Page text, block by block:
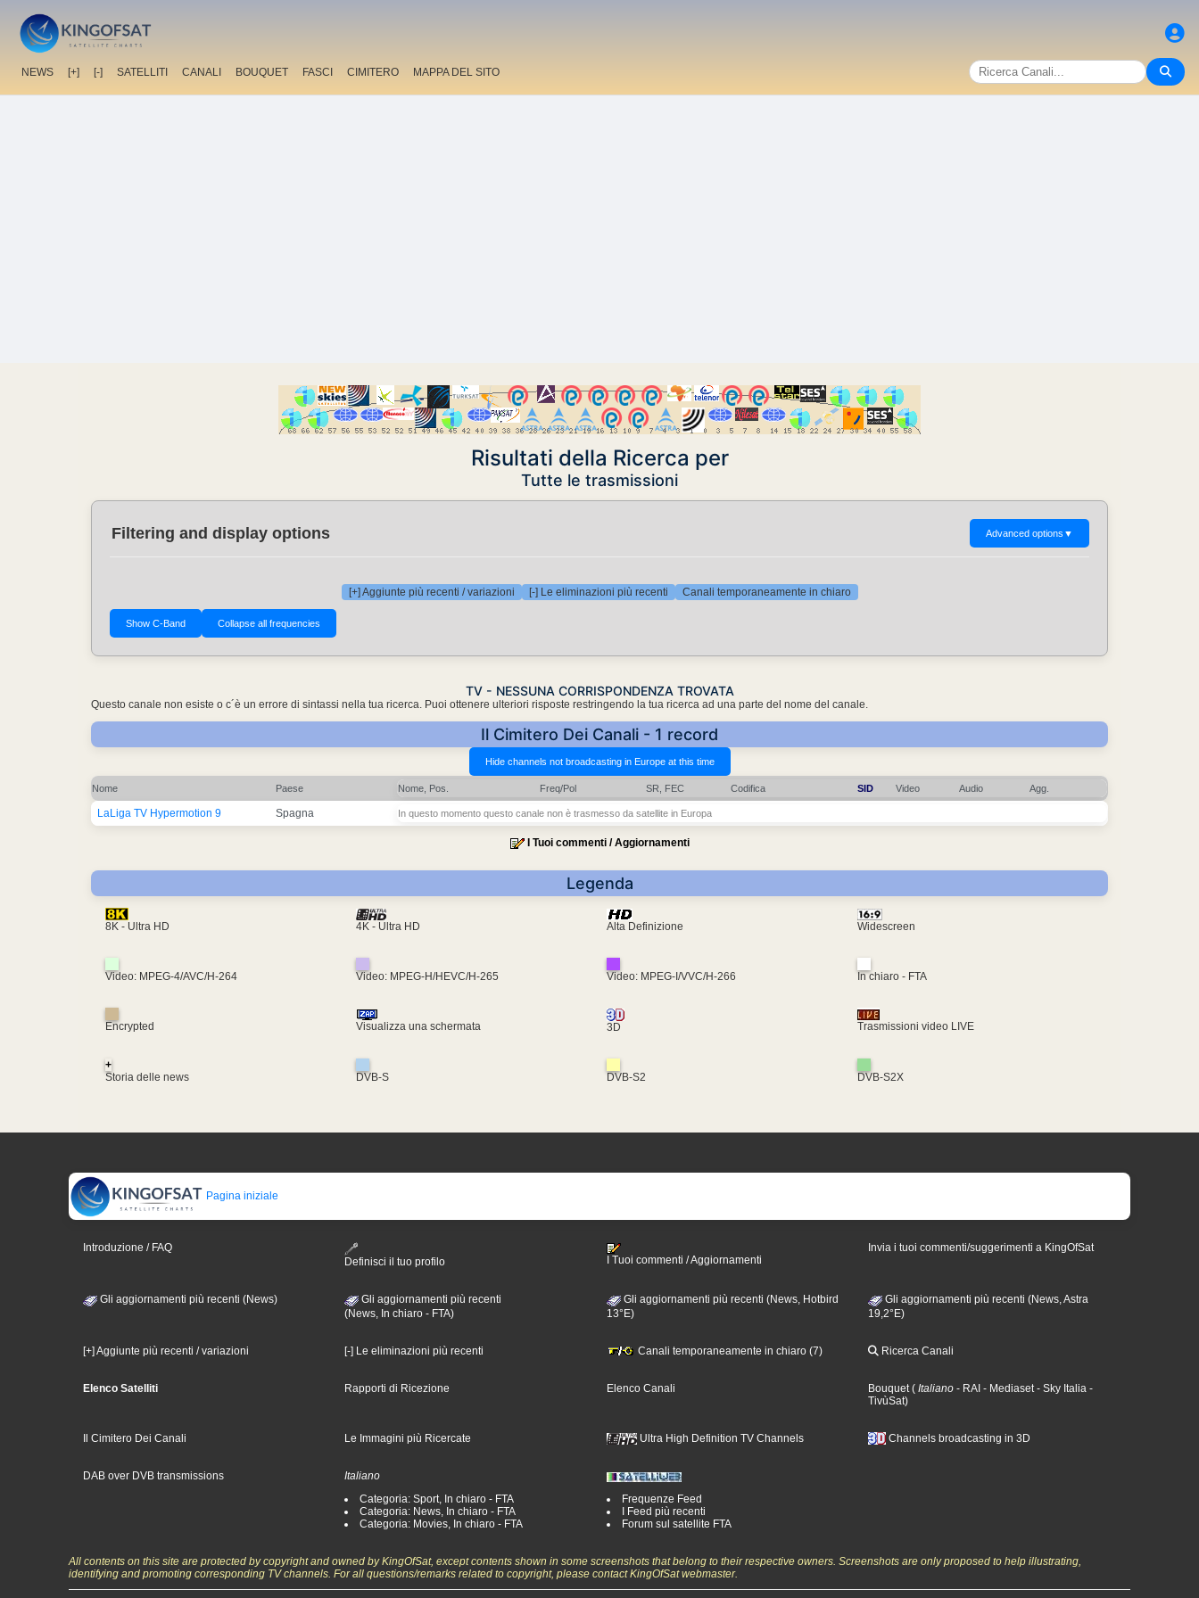
NEWS [+] [-] SATELLITI CANALI BOUQUET FASCI CIMITERO MAPPA DEL SITO
Risultati della Ricerca per
Tutte le trasmissioni
Filtering and display options Advanced options ▼
[+] Aggiunte più recenti / variazioni [-] Le eliminazioni più recenti Canali temporaneamente in chiaro
TV - NESSUNA CORRISPONDENZA TROVATA
Questo canale non esiste o c´è un errore di sintassi nella tua ricerca. Puoi ottenere ulteriori risposte restringendo la tua ricerca ad una parte del nome del canale.
Il Cimitero Dei Canali - 1 record
Nome Paese Nome, Pos. Freq/Pol SR, FEC Codifica SID Video Audio Agg.
LaLiga TV Hypermotion 9 Spagna In questo momento questo canale non è trasmesso da satellite in Europa
I Tuoi commenti / Aggiornamenti
Legenda
8K - Ultra HD 4K - Ultra HD Alta Definizione Widescreen
Video: MPEG-4/AVC/H-264 Video: MPEG-H/HEVC/H-265 Video: MPEG-I/VVC/H-266 In chiaro - FTA
Encrypted Visualizza una schermata 3D Trasmissioni video LIVE
+
Storia delle news
DVB-S DVB-S2 DVB-S2X
Pagina iniziale
Introduzione / FAQ
Definisci il tuo profilo
I Tuoi commenti / Aggiornamenti
Invia i tuoi commenti/suggerimenti a KingOfSat
Gli aggiornamenti più recenti (News)
Gli aggiornamenti più recenti
(News, In chiaro - FTA)
Gli aggiornamenti più recenti (News, Hotbird
13°E)
Gli aggiornamenti più recenti (News, Astra
19,2°E)
[+] Aggiunte più recenti / variazioni [-] Le eliminazioni più recenti Canali temporaneamente in chiaro (7) Ricerca Canali
Elenco Satelliti Rapporti di Ricezione Elenco Canali Bouquet ( Italiano - RAI - Mediaset - Sky Italia -
TivùSat)
Il Cimitero Dei Canali Le Immagini più Ricercate Ultra High Definition TV Channels Channels broadcasting in 3D
DAB over DVB transmissions
Italiano
Categoria: Sport, In chiaro - FTA
Categoria: News, In chiaro - FTA
Categoria: Movies, In chiaro - FTA
Frequenze Feed
I Feed più recenti
Forum sul satellite FTA
All contents on this site are protected by copyright and owned by KingOfSat, except contents shown in some screenshots that belong to their respective owners. Screenshots are only proposed to help illustrating,
identifying and promoting corresponding TV channels. For all questions/remarks related to copyright, please contact KingOfSat webmaster.